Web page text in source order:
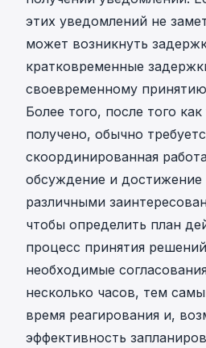
этих уведомлений не
может возникнуть
кратковременные
своевременному
Более того, после того
получено, обычно
скоординированная
обсуждение и
различными
чтобы определить план
процесс принятия
необходимые
несколько часов, тем
время реагирования и,
эффективность